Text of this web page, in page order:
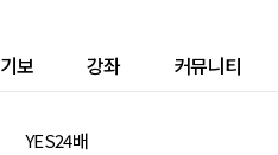
기보 강좌 커뮤니티
YES24배